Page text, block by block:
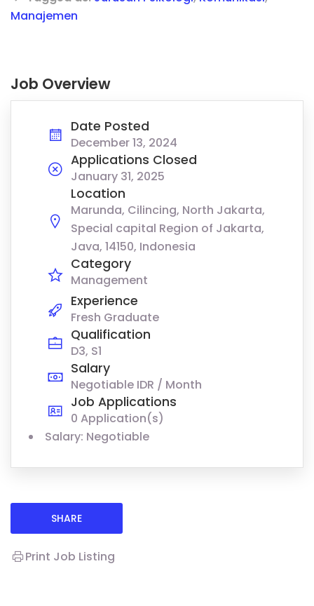
Manajemen
Job Overview
Date Posted
December 13, 2024
Applications Closed
January 31, 2025
Location
Marunda, Cilincing, North Jakarta,
Special capital Region of Jakarta,
Java, 14150, Indonesia
Category
Management
Experience
Fresh Graduate
Qualification
D3, S1
Salary
Negotiable IDR / Month
Job Applications
0 Application(s)
Salary: Negotiable
SHARE
Print Job Listing